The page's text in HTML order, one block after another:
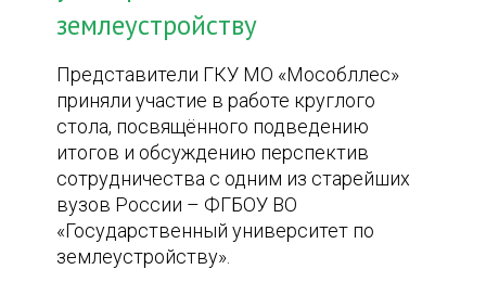
землеустройству
Представители ГКУ МО «Мособллес»
приняли участие в работе круглого
стола, посвящённого подведению
итогов и обсуждению перспектив
сотрудничества с одним из старейших
вузов России – ФГБОУ ВО
«Государственный университет по
землеустройству».